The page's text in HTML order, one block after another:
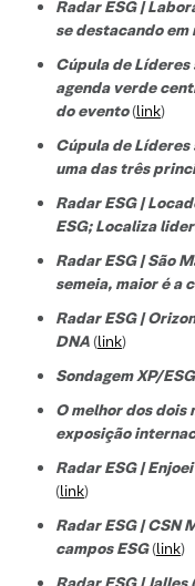
Radar ESG |
se destacando em
Cúpula de Líderes
agenda verde
do evento(link)
Cúpula de Líderes
uma das três
Radar ESG |
ESG; Localiza
Radar ESG | São
semeia, maior é a
Radar ESG |
DNA(link)
Sondagem XP/
O melhor dos dois
exposição
Radar ESG |
(link)
Radar ESG | CSN
campos ESG(link)